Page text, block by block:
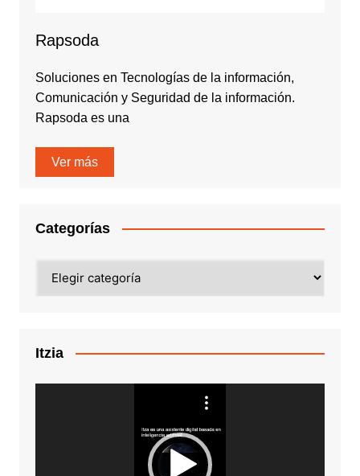
Rapsoda
Soluciones en Tecnologías de la información,
Comunicación y Seguridad de la información.
Rapsoda es una
Ver más
Categorías
Itzia